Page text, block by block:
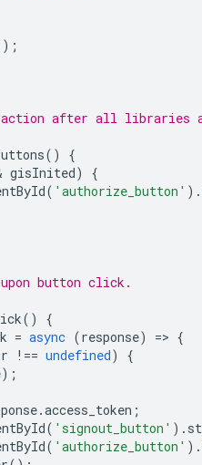
after all libraries
()
{
gisInited)
{
( 'authorize_button' ).
button click.
()
{
= async (response) => {
!== undefined)
{
);
.access_token ;
( 'signout_button' ).
( 'authorize_button' ).